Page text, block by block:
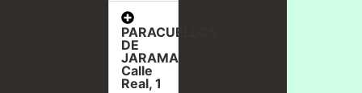
PARACUELLOS
DE
JARAMA,
Calle
Real, 1